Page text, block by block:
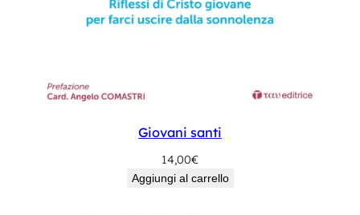
Giovani santi
14,00€
Aggiungi al carrello